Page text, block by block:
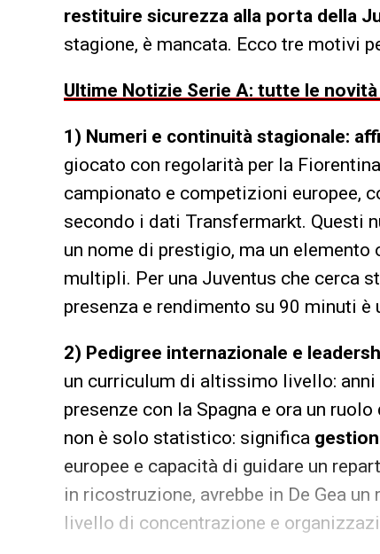
restituire sicurezza alla porta della
stagione, è mancata. Ecco tre motivi
Ultime Notizie Serie A: tutte le
1) Numeri e continuità stagionale:
giocato con regolarità per la
campionato e competizioni europee,
secondo i dati Transfermarkt. Questi
un nome di prestigio, ma un
multipli. Per una Juventus che cerca
presenza e rendimento su 90 minuti è
2) Pedigree internazionale e
un curriculum di altissimo livello:
presenze con la Spagna e ora un
non è solo statistico: significa
europee e capacità di guidare un
in ricostruzione, avrebbe in De Gea
livello di concentrazione e